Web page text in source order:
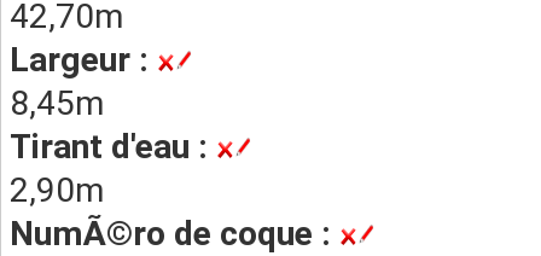
42,70m
Largeur :
8,45m
Tirant d'eau :
2,90m
NumÃ©ro de coque :